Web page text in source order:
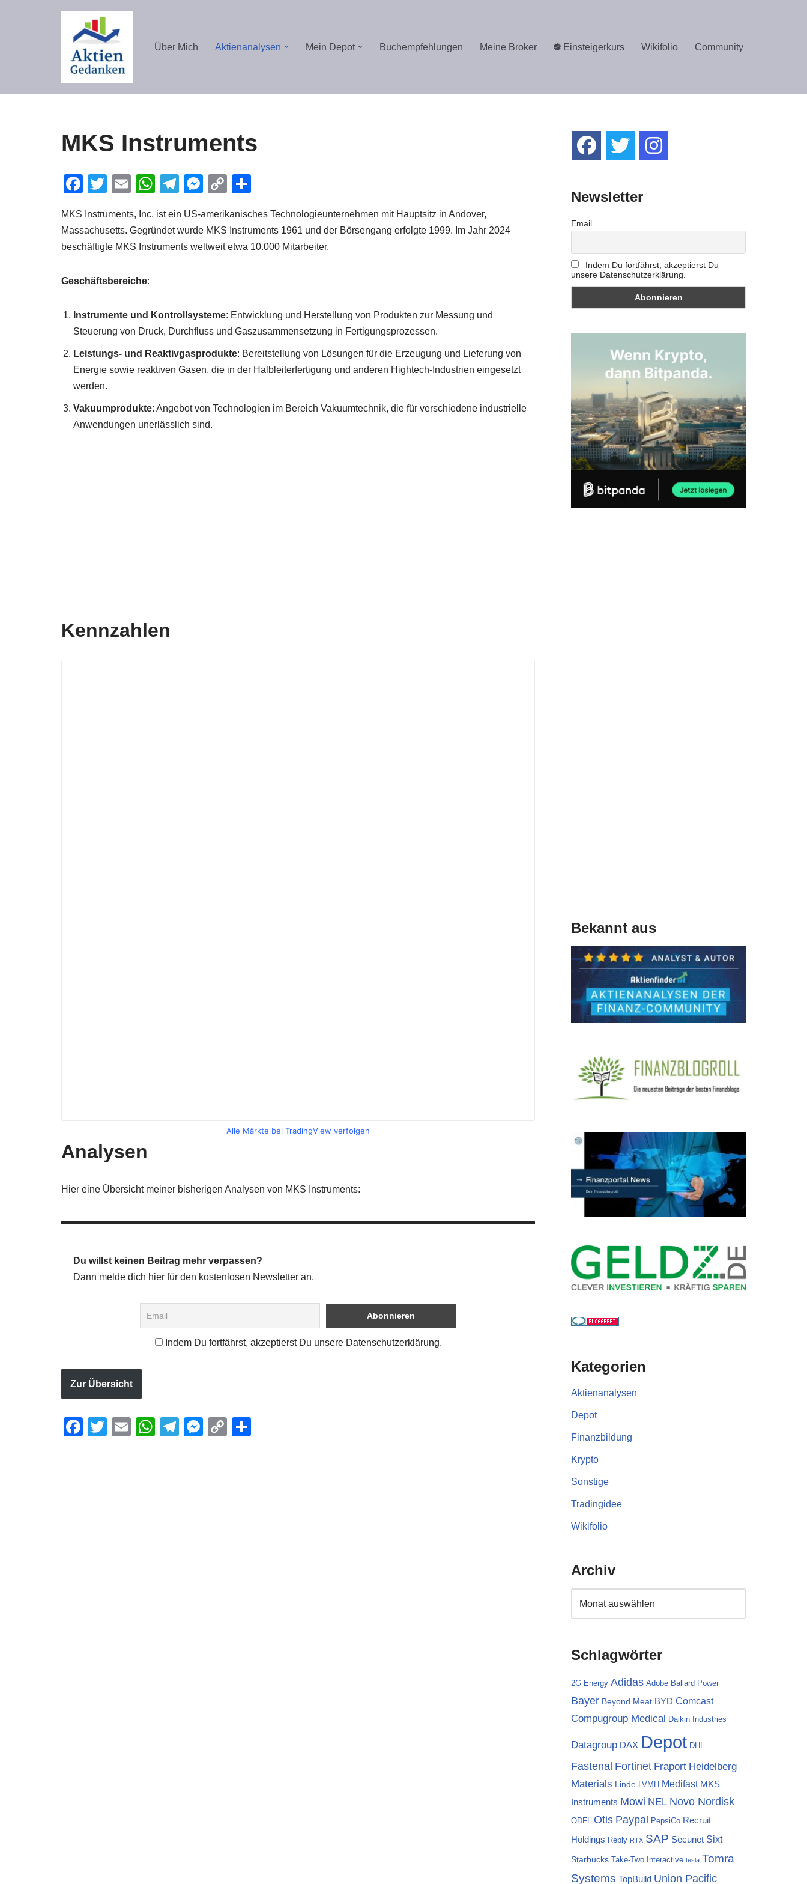
Über Mich Aktienanalysen Mein Depot Buchempfehlungen Meine Broker Einsteigerkurs Wikifolio Community
MKS Instruments
Facebook
Twitter
EmailWhatsApp
Telegram
Messenger
Copy
MKS Instruments, Inc. ist ein US-amerikanisches Technologieunternehmen mit Hauptsitz in Andover,
Massachusetts. Gegründet wurde MKS Instruments 1961 und der Börsengang erfolgte 1999. Im Jahr 2024
beschäftigte MKS Instruments weltweit etwa 10.000 Mitarbeiter.
Geschäftsbereiche:
Instrumente und Kontrollsysteme: Entwicklung und Herstellung von Produkten zur Messung und
Steuerung von Druck, Durchfluss und Gaszusammensetzung in Fertigungsprozessen.
Leistungs- und Reaktivgasprodukte: Bereitstellung von Lösungen für die Erzeugung und Lieferung von
Energie sowie reaktiven Gasen, die in der Halbleiterfertigung und anderen Hightech-Industrien eingesetzt
werden.
Vakuumprodukte: Angebot von Technologien im Bereich Vakuumtechnik, die für verschiedene industrielle
Anwendungen unerlässlich sind.
Kennzahlen
Alle Märkte bei TradingView verfolgen
Analysen
Hier eine Übersicht meiner bisherigen Analysen von MKS Instruments:
Du willst keinen Beitrag mehr verpassen?
Dann melde dich hier für den kostenlosen Newsletter an.
Indem Du fortfährst, akzeptierst Du unsere Datenschutzerklärung.
Zur Übersicht
Facebook
Twitter
EmailWhatsApp
Telegram
Messenger
Copy
Newsletter
Email
Indem Du fortfährst, akzeptierst Du
unsere Datenschutzerklärung.
Bekannt aus
Kategorien
Aktienanalysen
Depot
Finanzbildung
Krypto
Sonstige
Tradingidee
Wikifolio
Archiv
Schlagwörter
2G Energy Adidas Adobe Ballard Power
Bayer Beyond Meat BYD Comcast
Compugroup Medical Daikin Industries
Datagroup DAX Depot DHL
Fastenal Fortinet Fraport Heidelberg
Materials Linde LVMH Medifast MKS
Instruments Mowi NEL Novo Nordisk
ODFL Otis Paypal PepsiCo Recruit
Holdings Reply RTX SAP Secunet Sixt
Starbucks Take-Two Interactive tesla Tomra
Systems TopBuild Union Pacific